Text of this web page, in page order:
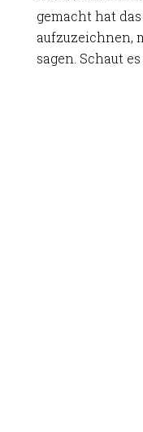
gemacht hat
aufzuzeichnen,
sagen. Schaut